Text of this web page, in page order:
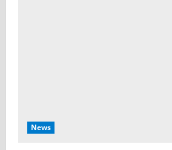
News